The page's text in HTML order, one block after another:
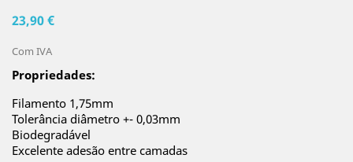
23,90 €
Com IVA
Propriedades:
Filamento 1,75mm
Tolerância diâmetro +- 0,03mm
Biodegradável
Excelente adesão entre camadas